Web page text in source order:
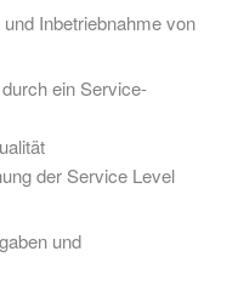
Inbetriebnahme von
ein Service-
der Service Level
und